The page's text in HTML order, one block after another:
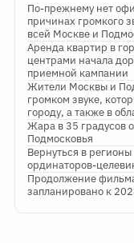
По-прежнему нет
причинах громкого
всей Москве и
Аренда квартир в
центрами начала
приемной кампании
Жители Москвы и
громком звуке,
городу, а также в
Жара в 35 градусов
Подмосковья
Вернуться в
ординаторов-
Продолжение
запланировано к